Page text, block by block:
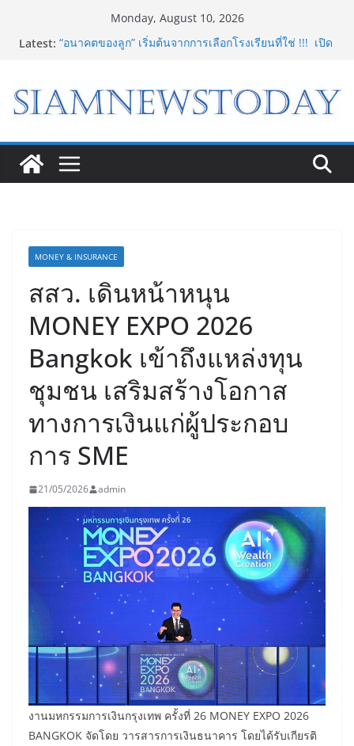
Monday, August 10, 2026
Latest: “อนาคตของลูก” เริ่มต้นจากการเลือกโรงเรียนที่ใช่ !!! เปิด
Premium Store แห่งแรกในไทย สร้าง Community แห่ง
การเรียนรู้ผ่าน 3D Printing
“Rise of the Tenth Lord” เปิดสงครามกิลด์ข้ามประเทศ
ฉลองเซิร์ฟเวอร์ใหม่ เฮเลนา
8.8 “ซูเลียน” รวมพลังนักธุรกิจทั่วประเทศ จัดประชุมใหญ่
แห่งปี พบ CEO “ดร.ปิยะวัฒน์” ถ่ายทอดวิสัยทัศน์ธุรกิจ
MONEY & INSURANCE
สสว. เดินหน้าหนุน
MONEY EXPO 2026
Bangkok เข้าถึงแหล่งทุน
ชุมชน เสริมสร้างโอกาส
ทางการเงินแก่ผู้ประกอบ
การ SME
21/05/2026 admin
งานมหกรรมการเงินกรุงเทพ ครั้งที่ 26 MONEY EXPO 2026
BANGKOK จัดโดย วารสารการเงินธนาคาร โดยได้รับเกียรติ